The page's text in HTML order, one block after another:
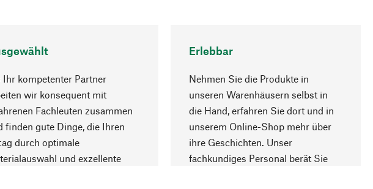
Ihr kompetenter Partner
wir konsequent mit
Fachleuten zusammen
finden gute Dinge, die Ihren
durch optimale
und exzellente
Erlebbar
Nehmen Sie die Produkte in
unseren Warenhäusern selbst in
die Hand, erfahren Sie dort und in
unserem Online-Shop mehr über
ihre Geschichten. Unser
fachkundiges Personal berät Sie